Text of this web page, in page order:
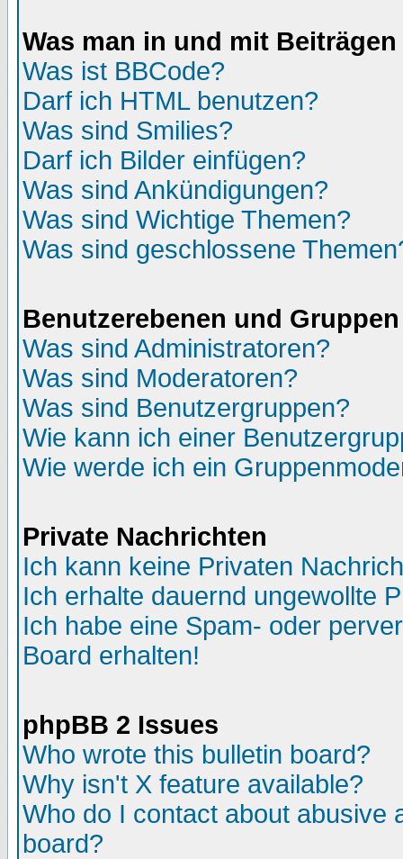
Was man in und mit
Was ist BBCode?
Darf ich HTML benutzen?
Was sind Smilies?
Darf ich Bilder einfügen?
Was sind Ankündigungen?
Was sind Wichtige Themen?
Was sind geschlossene
Benutzerebenen und Gruppen
Was sind Administratoren?
Was sind Moderatoren?
Was sind Benutzergruppen?
Wie kann ich einer
Wie werde ich ein
Private Nachrichten
Ich kann keine Privaten
Ich erhalte dauernd ungewollte
Ich habe eine Spam- oder
Board erhalten!
phpBB 2 Issues
Who wrote this bulletin board?
Why isn't X feature available?
Who do I contact about abusive
board?